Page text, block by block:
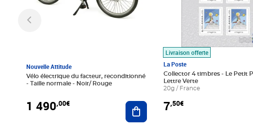
Nouvelle Attitude
Vélo électrique du facteur, reconditionné
- Taille normale - Noir/ Rouge
1 490,00€ Ajouter au panier
Livraison offerte
La Poste
Collector 4 timbres - Le Petit
Lettre Verte
20g / France
7,50€